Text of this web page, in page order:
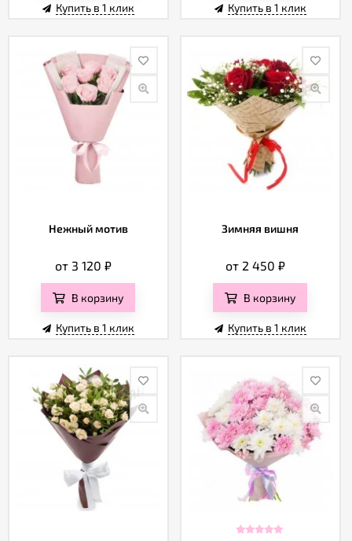
Купить в 1 клик Купить в 1 клик
Нежный мотив
от 3 120₽
В корзину
Купить в 1 клик
Зимняя вишня
от 2 450₽
В корзину
Купить в 1 клик